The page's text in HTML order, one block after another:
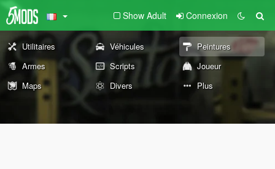
Show Adult Connexion
Utilitaires Véhicules
Peintures
Armes
Scripts
Joueur
Maps
Divers Plus